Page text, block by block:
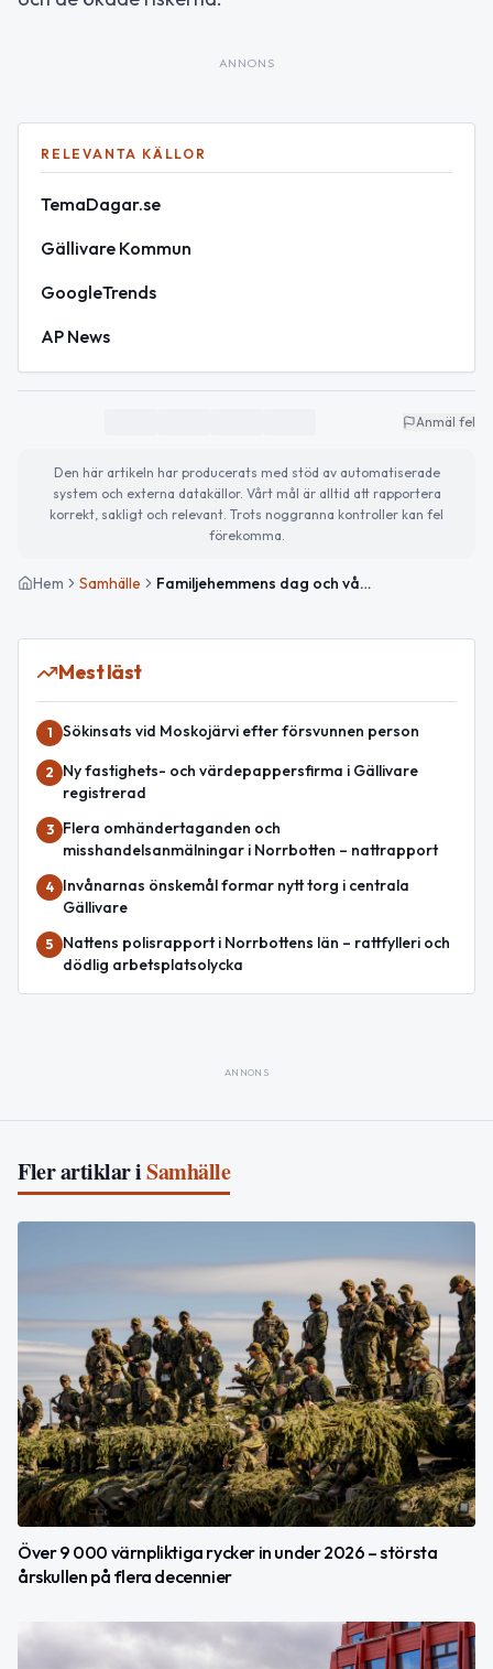
ANNONS
RELEVANTA KÄLLOR
TemaDagar.se
Gällivare Kommun
GoogleTrends
AP News
Anmäl fel
Den här artikeln har producerats med stöd av automatiserade
system och externa datakällor. Vårt mål är alltid att rapportera
korrekt, sakligt och relevant. Trots noggranna kontroller kan fel
förekomma.
Hem Samhälle Familjehemmens dag och vårens evenemang i fokus
Mest läst
1 Sökinsats vid Moskojärvi efter försvunnen person
2
Ny fastighets- och värdepappersfirma i Gällivare
registrerad
3
Flera omhändertaganden och
misshandelsanmälningar i Norrbotten – nattrapport
4
Invånarnas önskemål formar nytt torg i centrala
Gällivare
5
Nattens polisrapport i Norrbottens län – rattfylleri och
dödlig arbetsplatsolycka
ANNONS
Fler artiklar iSamhälle
Över 9 000 värnpliktiga rycker in under 2026 – största
årskullen på flera decennier